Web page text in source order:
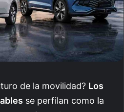
de la movilidad? Los
se perfilan como la